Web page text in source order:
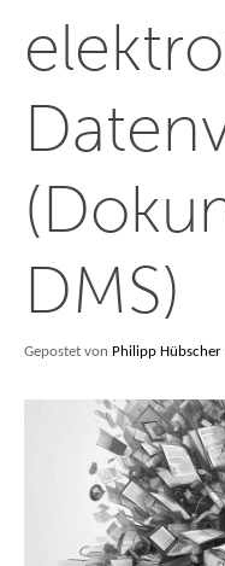
DMS)
Gepostet von Philipp Hübscher